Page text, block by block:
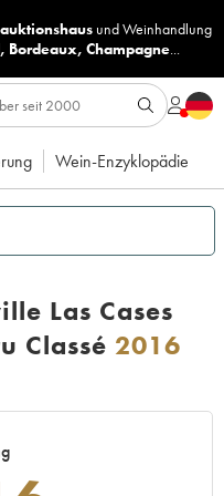
undWeinhandlung
, Bordeaux, Champagne...
Wein-Enzyklopädie
Las Cases
Classé 2016